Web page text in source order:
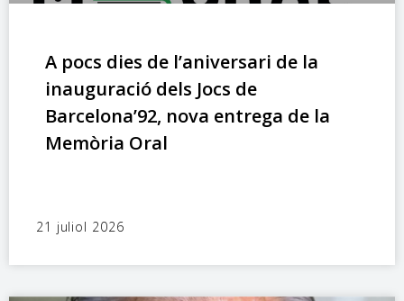
A pocs dies de l’aniversari de la
inauguració dels Jocs de
Barcelona’92, nova entrega de la
Memòria Oral
21 juliol 2026